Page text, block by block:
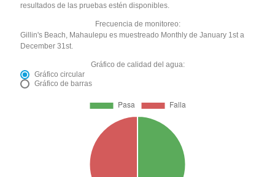
resultados de las pruebas estén disponibles.
Frecuencia de monitoreo:
Gillin's Beach, Mahaulepu es muestreado Monthly de January 1st a
December 31st.
Gráfico de calidad del agua:
Gráfico circular
Gráfico de barras